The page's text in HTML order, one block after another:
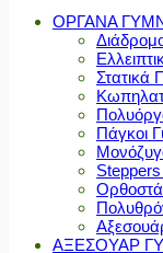
ΟΡΓΑΝΑ
Στατικά
Πάγκοι
ΑΞΕΣΟΥΑΡ